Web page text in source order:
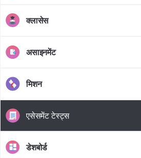
क्लासेस
असाइनमेंट
मिशन
एसेसमेंट टेस्ट्स
डेशबोर्ड